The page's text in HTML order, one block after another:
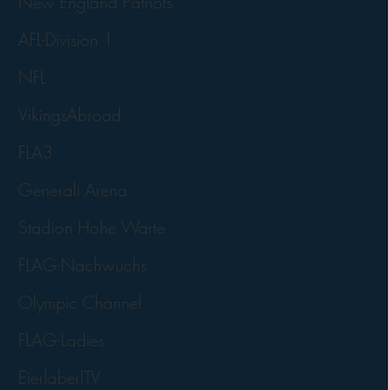
AFL-Division 1
NFL
VikingsAbroad
FLA3
Generali Arena
Stadion Hohe Warte
FLAG-Nachwuchs
Olympic Channel
FLAG-Ladies
EierlaberlTV